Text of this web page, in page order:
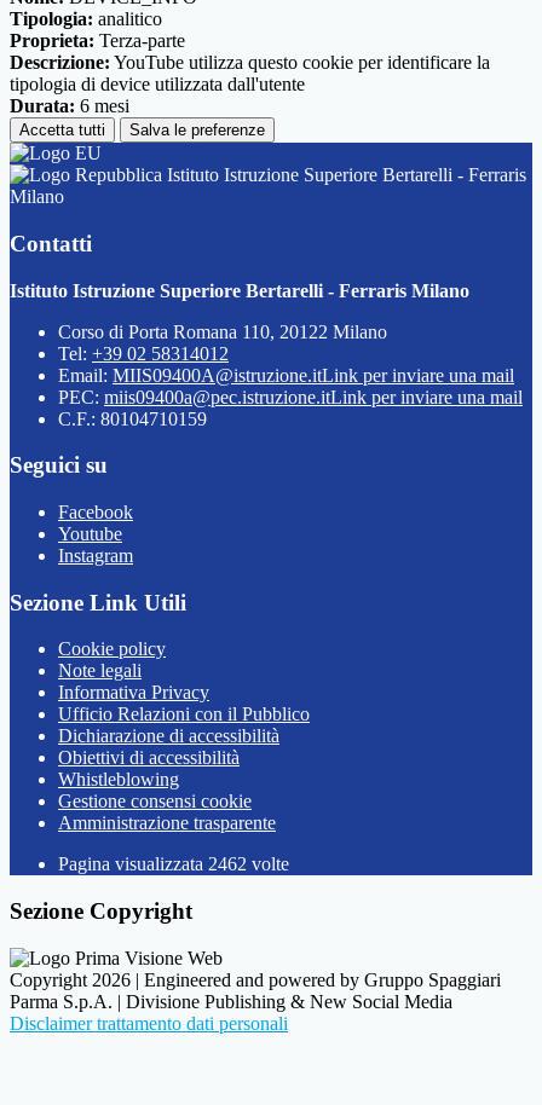
Tipologia: analitico
Proprieta: Terza-parte
Descrizione: YouTube utilizza questo cookie per identificare la
tipologia di device utilizzata dall'utente
Durata: 6 mesi
Accetta tutti Salva le preferenze
Istituto Istruzione Superiore Bertarelli - Ferraris
Milano
Contatti
Istituto Istruzione Superiore Bertarelli - Ferraris Milano
Corso di Porta Romana 110, 20122 Milano
Tel: +39 02 58314012
Email: MIIS09400A@istruzione.itLink per inviare una mail
PEC: miis09400a@pec.istruzione.itLink per inviare una mail
C.F.: 80104710159
Seguici su
Facebook
Youtube
Instagram
Sezione Link Utili
Cookie policy
Note legali
Informativa Privacy
Ufficio Relazioni con il Pubblico
Dichiarazione di accessibilità
Obiettivi di accessibilità
Whistleblowing
Gestione consensi cookie
Amministrazione trasparente
Pagina visualizzata 2462 volte
Sezione Copyright
Copyright 2026 | Engineered and powered by Gruppo Spaggiari
Parma S.p.A. | Divisione Publishing & New Social Media
Disclaimer trattamento dati personali